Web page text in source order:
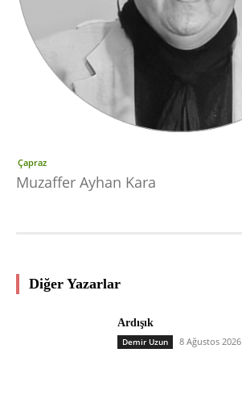
Çapraz
Muzaffer Ayhan Kara
Diğer Yazarlar
Ardışık
Demir Uzun 8 Ağustos 2026